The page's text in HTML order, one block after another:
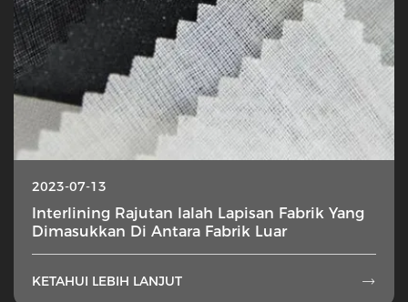
2023-07-13
Interlining Rajutan Ialah Lapisan Fabrik Yang
Dimasukkan Di Antara Fabrik Luar
KETAHUI LEBIH LANJUT 